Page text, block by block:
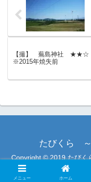
【撮】 蕪島神社 ★★☆
※2015年焼失前
たびくら ～
Copyright © 2019 たび
メニュー ホーム